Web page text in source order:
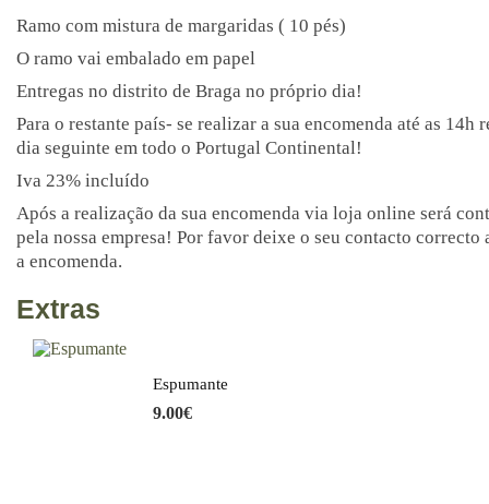
Ramo com mistura de margaridas ( 10 pés)
O ramo vai embalado em papel
Entregas no distrito de Braga no próprio dia!
Para o restante país- se realizar a sua encomenda até as 14h
dia seguinte em todo o Portugal Continental!
Iva 23% incluído
Após a realização da sua encomenda via loja online será
pela nossa empresa! Por favor deixe o seu contacto correcto
a encomenda.
Extras
Espumante
9.00€